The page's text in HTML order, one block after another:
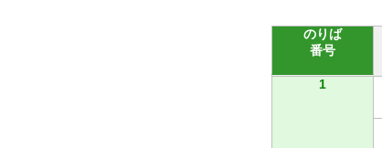
のりば
番号
1